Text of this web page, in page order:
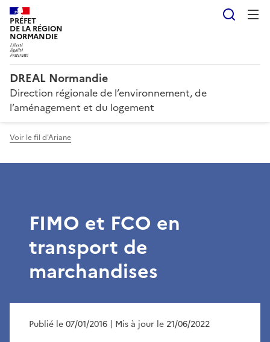
PRÉFET
DE LA RÉGION
NORMANDIE
DREAL Normandie
Direction régionale de l’environnement, de
l’aménagement et du logement
Voir le fil d'Ariane
FIMO et FCO en
transport de
marchandises
Publié le 07/01/2016 | Mis à jour le 21/06/2022